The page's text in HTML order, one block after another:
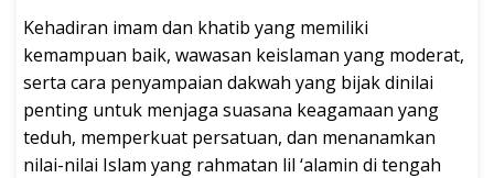
Kehadiran imam dan khatib yang memiliki
kemampuan baik, wawasan keislaman yang moderat,
serta cara penyampaian dakwah yang bijak dinilai
penting untuk menjaga suasana keagamaan yang
teduh, memperkuat persatuan, dan menanamkan
nilai-nilai Islam yang rahmatan lil ‘alamin di tengah